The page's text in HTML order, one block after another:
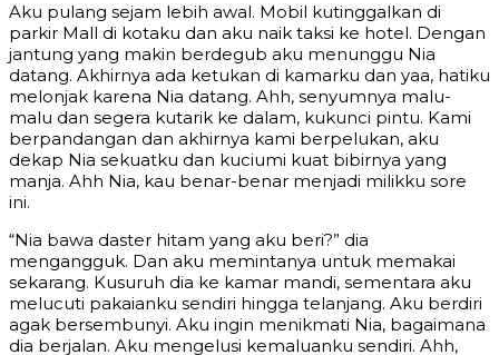
Aku pulang sejam lebih awal. Mobil kutinggalkan di
parkir Mall di kotaku dan aku naik taksi ke hotel. Dengan
jantung yang makin berdegub aku menunggu Nia
datang. Akhirnya ada ketukan di kamarku dan yaa, hatiku
melonjak karena Nia datang. Ahh, senyumnya malu-
malu dan segera kutarik ke dalam, kukunci pintu. Kami
berpandangan dan akhirnya kami berpelukan, aku
dekap Nia sekuatku dan kuciumi kuat bibirnya yang
manja. Ahh Nia, kau benar-benar menjadi milikku sore
ini.
“Nia bawa daster hitam yang aku beri?” dia
mengangguk. Dan aku memintanya untuk memakai
sekarang. Kusuruh dia ke kamar mandi, sementara aku
melucuti pakaianku sendiri hingga telanjang. Aku berdiri
agak bersembunyi. Aku ingin menikmati Nia, bagaimana
dia berjalan. Aku mengelusi kemaluanku sendiri. Ahh,